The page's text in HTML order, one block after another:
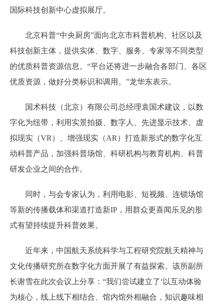
国际科技创新中心虚拟展厅。
北京科普“中央厨房”面向北京市科普机构、社区以及
科技创新主体，提供实体、数字、服务、专家等不同类型
的优质科普资源信息。“平台还将进一步融合各部门、各区
优质资源，做好分类标识和调用。”龙华东表示。
国术科技（北京）有限公司总经理袁国术建议，以数
字化为纽带，利用实景拍摄、数字人、先进显示技术、虚
拟现实（VR）、增强现实（AR）打造新形式的数字化互
动科普产品，加强科普场馆、科研机构与教育机构、科普
研发企业之间的合作。
同时，与会专家认为，利用电影、短视频、连锁场馆
等新的传播载体和渠道打造新IP，用群众更喜闻乐见的形
式有望持续提升科普效果。
近年来，中国航天系统科学与工程研究院航天精神与
文化传播研究所在数字化方面开展了有益探索。该所副所
长谢雪在此次会议上分享：“我们尝试建立了‘以互动体验
为核心，线上线下相结合、馆内馆外相融合，知识趣味相